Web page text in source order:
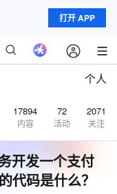
打开 APP
个人
17894
内容
72
活动
2071
关注
开发一个支付
代码是什么？